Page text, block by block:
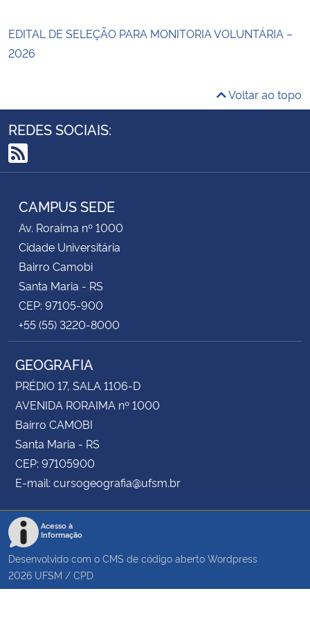
EDITAL DE SELEÇÃO PARA MONITORIA VOLUNTÁRIA –
2026
Voltar ao topo
REDES SOCIAIS:
RSS
CAMPUS SEDE
Av. Roraima nº 1000
Cidade Universitária
Bairro Camobi
Santa Maria - RS
CEP: 97105-900
+55 (55) 3220-8000
GEOGRAFIA
PRÉDIO 17, SALA 1106-D
AVENIDA RORAIMA nº 1000
Bairro CAMOBI
Santa Maria - RS
CEP: 97105900
E-mail: cursogeografia@ufsm.br
Acesso à
Informação
Desenvolvido com o CMS de código aberto Wordpress
2026 UFSM / CPD